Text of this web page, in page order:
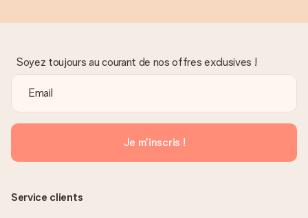
Soyez toujours au courant de nos offres exclusives !
Je m'inscris !
Service clients